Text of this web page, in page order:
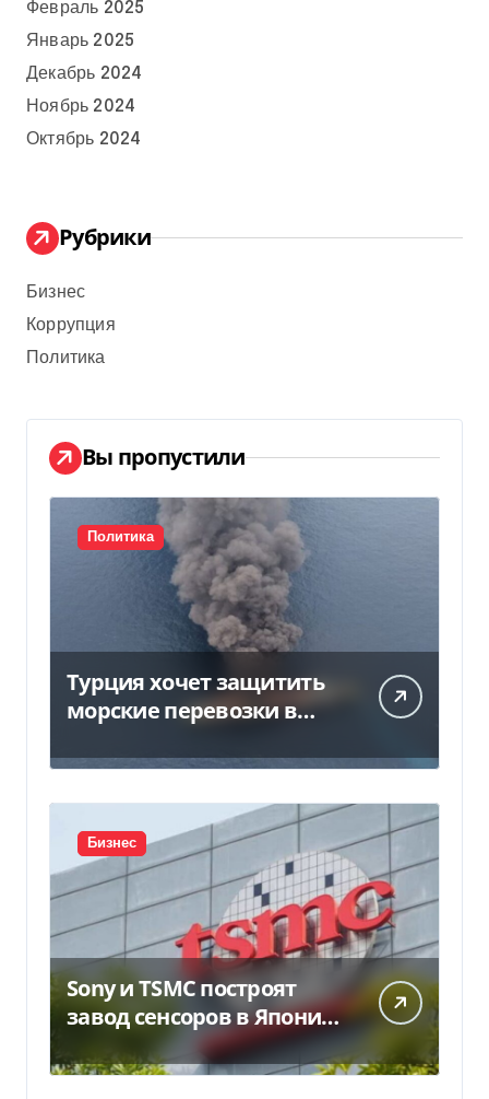
Февраль 2025
Январь 2025
Декабрь 2024
Ноябрь 2024
Октябрь 2024
Рубрики
Бизнес
Коррупция
Политика
Вы пропустили
Политика
Турция хочет защитить
морские перевозки в
предложение отправили
в Россию
Бизнес
Sony и TSMC построят
завод сенсоров в Японии
за $6,4 млрд